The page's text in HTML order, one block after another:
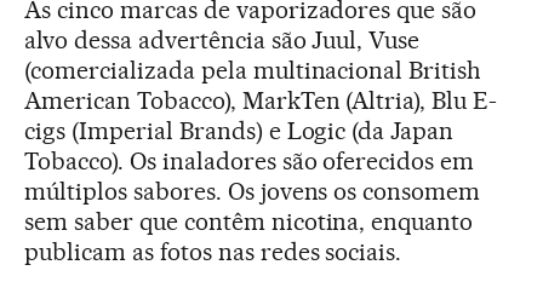
As cinco marcas de vaporizadores que são
alvo dessa advertência são Juul, Vuse
(comercializada pela multinacional British
American Tobacco), MarkTen (Altria), Blu E-
cigs (Imperial Brands) e Logic (da Japan
Tobacco). Os inaladores são oferecidos em
múltiplos sabores. Os jovens os consomem
sem saber que contêm nicotina, enquanto
publicam as fotos nas redes sociais.